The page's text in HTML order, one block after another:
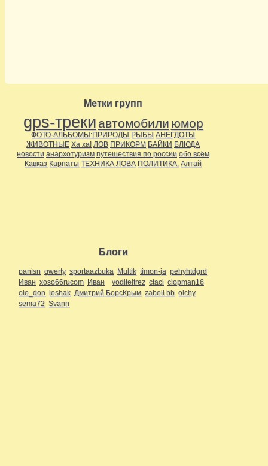
Метки групп
gps-треки автомобили юмор
ФОТО-АЛЬБОМЫ:ПРИРОДЫ РЫБЫ АНЕГДОТЫ
ЖИВОТНЫЕ Ха ха! ЛОВ ПРИКОРМ БАЙКИ БЛЮДА
новости анархотуризм путешествия по россии обо всём
Кавказ Карпаты ТЕХНИКА ЛОВА ПОЛИТИКА. Алтай
Блоги
panisn qwerty sportaazbuka Multik timon-ja pehyhtdgrd
Иван xoso66rucom Иван voditeltrez ctaci clopman16
ole_don leshak Дмитрий БорсКрым zabeii bb olchy
sema72 Svann